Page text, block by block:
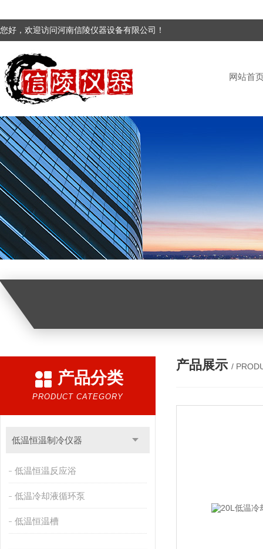
您好，欢迎访问河南信陵仪器设备有限公司！
网站首
产品分类
PRODUCT CATEGORY
低温恒温制冷仪器
低温恒温反应浴
低温冷却液循环泵
低温恒温槽
产品展示 /